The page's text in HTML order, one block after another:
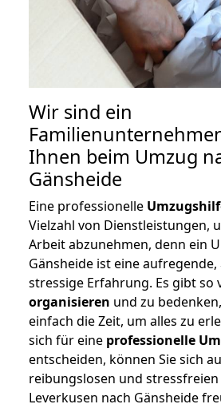
Wir sind ein
Ihnen beim Umzug
Gänsheide
Eine professionelle
Vielzahl von Dienstleistungen,
Arbeit abzunehmen, denn ein
Gänsheide ist eine aufregende,
stressige Erfahrung. Es gibt so
organisieren und zu
einfach die Zeit, um alles zu
sich für eine professionelle
entscheiden, können Sie sich
reibungslosen und
Leverkusen nach Gänsheide